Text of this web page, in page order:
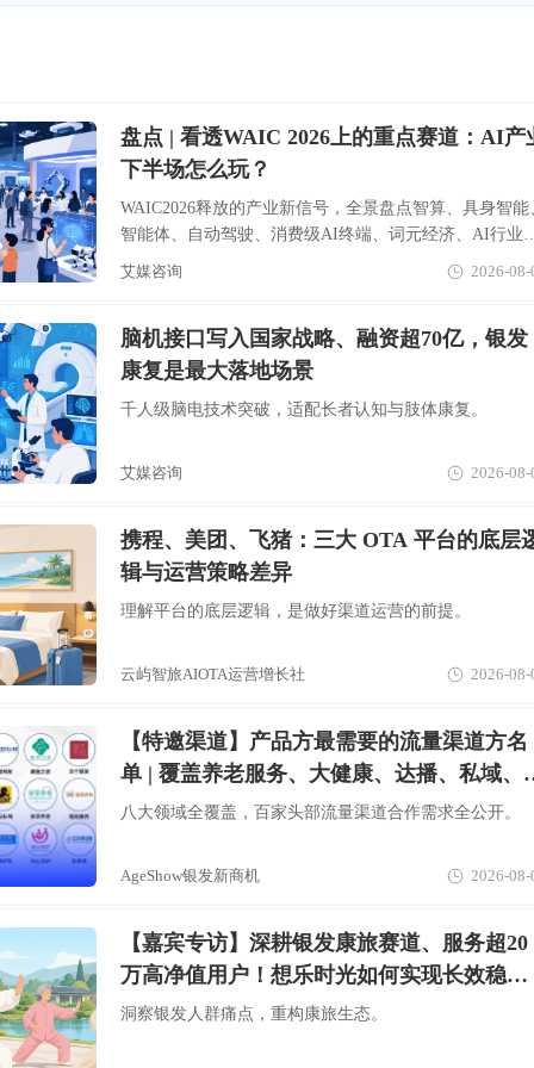
盘点 | 看透WAIC 2026上的重点赛道：AI产
下半场怎么玩？
WAIC2026释放的产业新信号，全景盘点智算、具身智能
智能体、自动驾驶、消费级AI终端、词元经济、AI行业应
用七大赛道。
艾媒咨询 2026-08-
脑机接口写入国家战略、融资超70亿，银发
康复是最大落地场景
千人级脑电技术突破，适配长者认知与肢体康复。
艾媒咨询 2026-08-
携程、美团、飞猪：三大 OTA 平台的底层
辑与运营策略差异
理解平台的底层逻辑，是做好渠道运营的前提。
云屿智旅AIOTA运营增长社 2026-08-
【特邀渠道】产品方最需要的流量渠道方名
单 | 覆盖养老服务、大健康、达播、私域、
视购物、文娱旅游、银发零售、银发出海等
八大领域全覆盖，百家头部流量渠道合作需求全公开。
AgeShow银发新商机 2026-08-
【嘉宾专访】深耕银发康旅赛道、服务超20
万高净值用户！想乐时光如何实现长效稳定
客流？
洞察银发人群痛点，重构康旅生态。